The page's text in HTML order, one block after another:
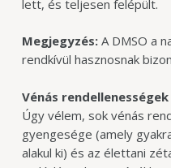
lett, és teljesen felépült.
Megjegyzés:A DMSO a
rendkívül hasznosnak
Vénás rendellenességek
Úgy vélem, sok vénás
gyengesége (amely
alakul ki) és az élettani